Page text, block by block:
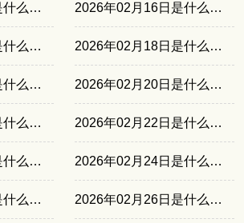
2026年02月15日是什么日子 2026年02月16日是什么日子
2026年02月17日是什么日子 2026年02月18日是什么日子
2026年02月19日是什么日子 2026年02月20日是什么日子
2026年02月21日是什么日子 2026年02月22日是什么日子
2026年02月23日是什么日子 2026年02月24日是什么日子
2026年02月25日是什么日子 2026年02月26日是什么日子